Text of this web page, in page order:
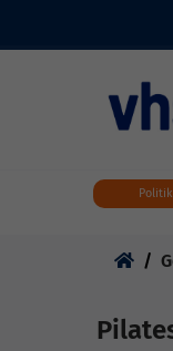
Skip to main content